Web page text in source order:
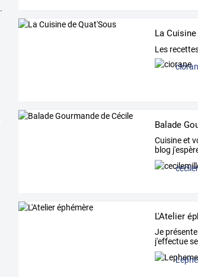
La
Les
Balade
Cuisineet
blog
L'Atelier
Je présente
j'effectue
selon